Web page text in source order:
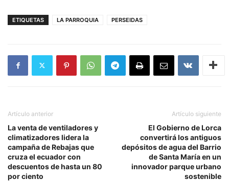
ETIQUETAS LA PARROQUIA PERSEIDAS
Artículo anterior
La venta de ventiladores y
climatizadores lidera la
campaña de Rebajas que
cruza el ecuador con
descuentos de hasta un 80
por ciento
Artículo siguiente
El Gobierno de Lorca
convertirá los antiguos
depósitos de agua del Barrio
de Santa María en un
innovador parque urbano
sostenible